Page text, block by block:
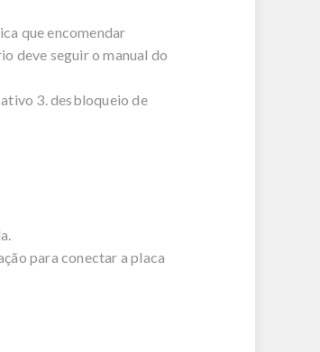
que encomendar
deve seguir o manual do
3. desbloqueio de
para conectar a placa